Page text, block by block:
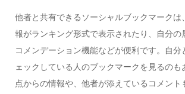
他者と共有できるソーシャルブックマークは
報がランキング形式で表示されたり、自分の
コメンデーション機能などが便利です。自分
ェックしている人のブックマークを見るのも
点からの情報や、他者が添えているコメント